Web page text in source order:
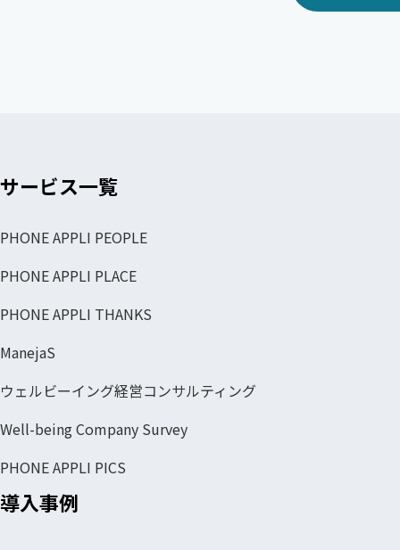
サービス一覧
PHONE APPLI PEOPLE
PHONE APPLI PLACE
PHONE APPLI THANKS
ManejaS
ウェルビーイング経営コンサルティング
Well-being Company Survey
PHONE APPLI PICS
導入事例